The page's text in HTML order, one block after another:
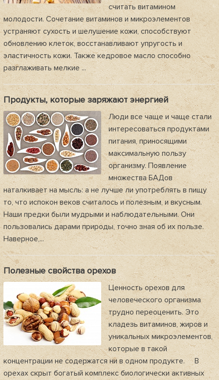
считать витамином
молодости. Сочетание витаминов и микроэлементов
устраняют сухость и шелушение кожи, способствуют
обновлению клеток, восстанавливают упругость и
эластичность кожи. Также кедровое масло способно
разглаживать мелкие ...
Продукты, которые заряжают энергией
Люди все чаще и чаще стали
интересоваться продуктами
питания, приносящими
максимальную пользу
организму. Появление
множества БАДов
наталкивает на мысль: а не лучше ли употреблять в пищу
то, что испокон веков считалось и полезным, и вкусным.
Наши предки были мудрыми и наблюдательными. Они
пользовались дарами природы, точно зная об их пользе.
Наверное,...
Полезные свойства орехов
Ценность орехов для
человеческого организма
трудно переоценить. Это
кладезь витаминов, жиров и
уникальных микроэлементов,
которые в такой
концентрации не содержатся ни в одном продукте. В
орехах скрыт богатый комплекс биологически активных